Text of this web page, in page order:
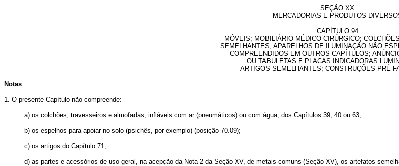
SEÇÃO XX
MERCADORIAS E PRODUTOS
CAPÍTULO 94
MÓVEIS; MOBILIÁRIO MÉDICO-CIRÚRGICO;
SEMELHANTES; APARELHOS DE ILUMINAÇÃO NÃO
COMPREENDIDOS EM OUTROS CAPÍTULOS;
OU TABULETAS E PLACAS INDICADORAS
ARTIGOS SEMELHANTES; CONSTRUÇÕES PRÉ-
Notas
1. O presente Capítulo não compreende:
a) os colchões, travesseiros e almofadas, infláveis com ar (pneumáticos) ou com água, dos Capítulos 39, 40 ou 63;
b) os espelhos para apoiar no solo (psichês, por exemplo) (posição 70.09);
c) os artigos do Capítulo 71;
d) as partes e acessórios de uso geral, na acepção da Nota 2 da Seção XV, de metais comuns (Seção XV), os artefatos